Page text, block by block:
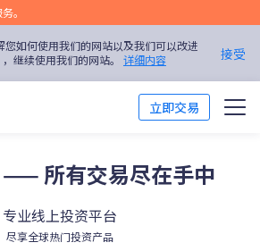
。
如何使用我们的网站以及我们可以改进
继续使用我们的网站。 详细内容 接受
立即交易
—— 所有交易尽在手中
专业线上投资平台
尽享全球热门投资产品